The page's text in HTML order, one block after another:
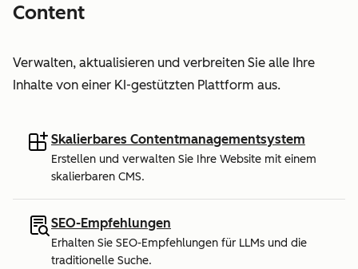
Content
Verwalten, aktualisieren und verbreiten Sie alle Ihre
Inhalte von einer KI-gestützten Plattform aus.
Skalierbares Contentmanagementsystem
Erstellen und verwalten Sie Ihre Website mit einem
skalierbaren CMS.
SEO-Empfehlungen
Erhalten Sie SEO-Empfehlungen für LLMs und die
traditionelle Suche.